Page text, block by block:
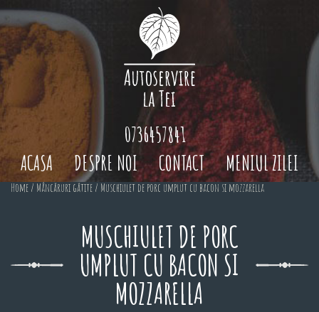
ACASA DESPRE NOI CONTACT MENIUL ZILEI
0736457841
Home / Mâncăruri gătite / Muschiulet de porc umplut cu bacon si mozzarella
MUSCHIULET DE PORC
UMPLUT CU BACON SI
MOZZARELLA